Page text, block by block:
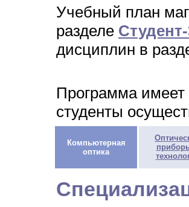
Учебный план
разделе
дисциплин в
Программа имеет
студенты
Компьютерная
оптика